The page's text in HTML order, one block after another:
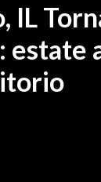
IL
estate